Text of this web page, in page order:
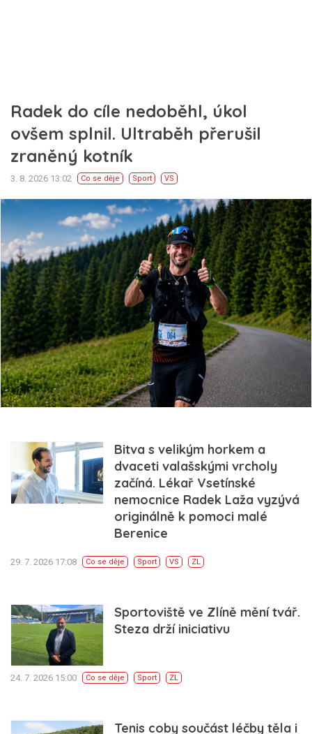
Radek do cíle nedoběhl, úkol
ovšem splnil. Ultraběh přerušil
zraněný kotník
3. 8. 2026 13:02 Co se děje Sport VS
Bitva s velikým horkem a
dvaceti valašskými vrcholy
začíná. Lékař Vsetínské
nemocnice Radek Laža vyzývá
originálně k pomoci malé
Berenice
29. 7. 2026 17:08 Co se děje Sport VS ZL
Sportoviště ve Zlíně mění tvář.
Steza drží iniciativu
24. 7. 2026 15:00 Co se děje Sport ZL
Tenis coby součást léčby těla i